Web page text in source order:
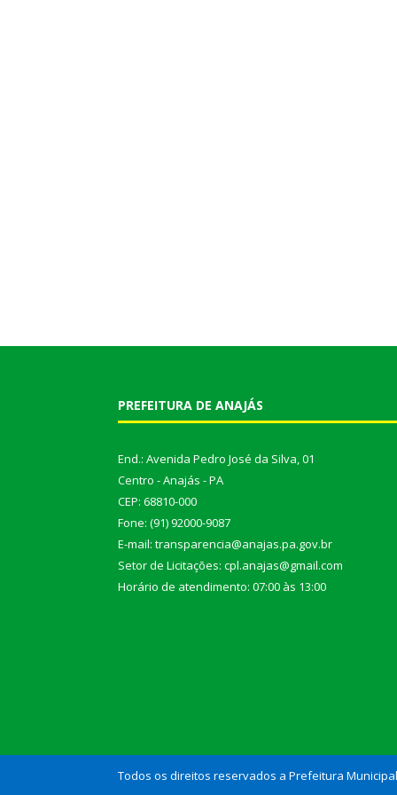
PREFEITURA DE ANAJÁS
End.: Avenida Pedro José da Silva, 01
Centro - Anajás - PA
CEP: 68810-000
Fone: (91) 92000-9087
E-mail: transparencia@anajas.pa.gov.br
Setor de Licitações: cpl.anajas@gmail.com
Horário de atendimento: 07:00 às 13:00
Todos os direitos reservados a Prefeitura